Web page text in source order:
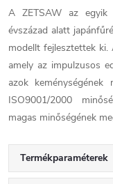
A ZETSAW az egyik
évszázad alatt
modellt fejlesztettek ki.
amely az impulzusos
azok keménységének
ISO9001/2000
magas minőségének
Termékparaméterek